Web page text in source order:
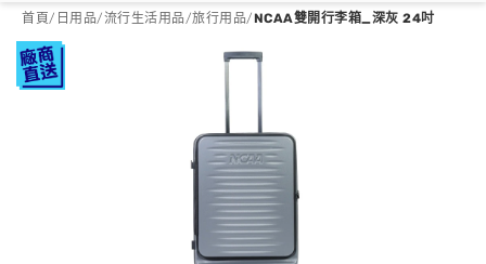
首頁/ 日用品/流行生活用品/旅行用品/NCAA雙開行李箱_深灰 24吋